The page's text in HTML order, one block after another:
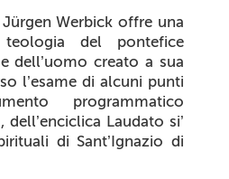
Werbick offre una
del pontefice
dell’uomo creato a sua
l’esame di alcuni punti
programmatico
, dell’enciclica Laudato si’
di Sant’Ignazio di